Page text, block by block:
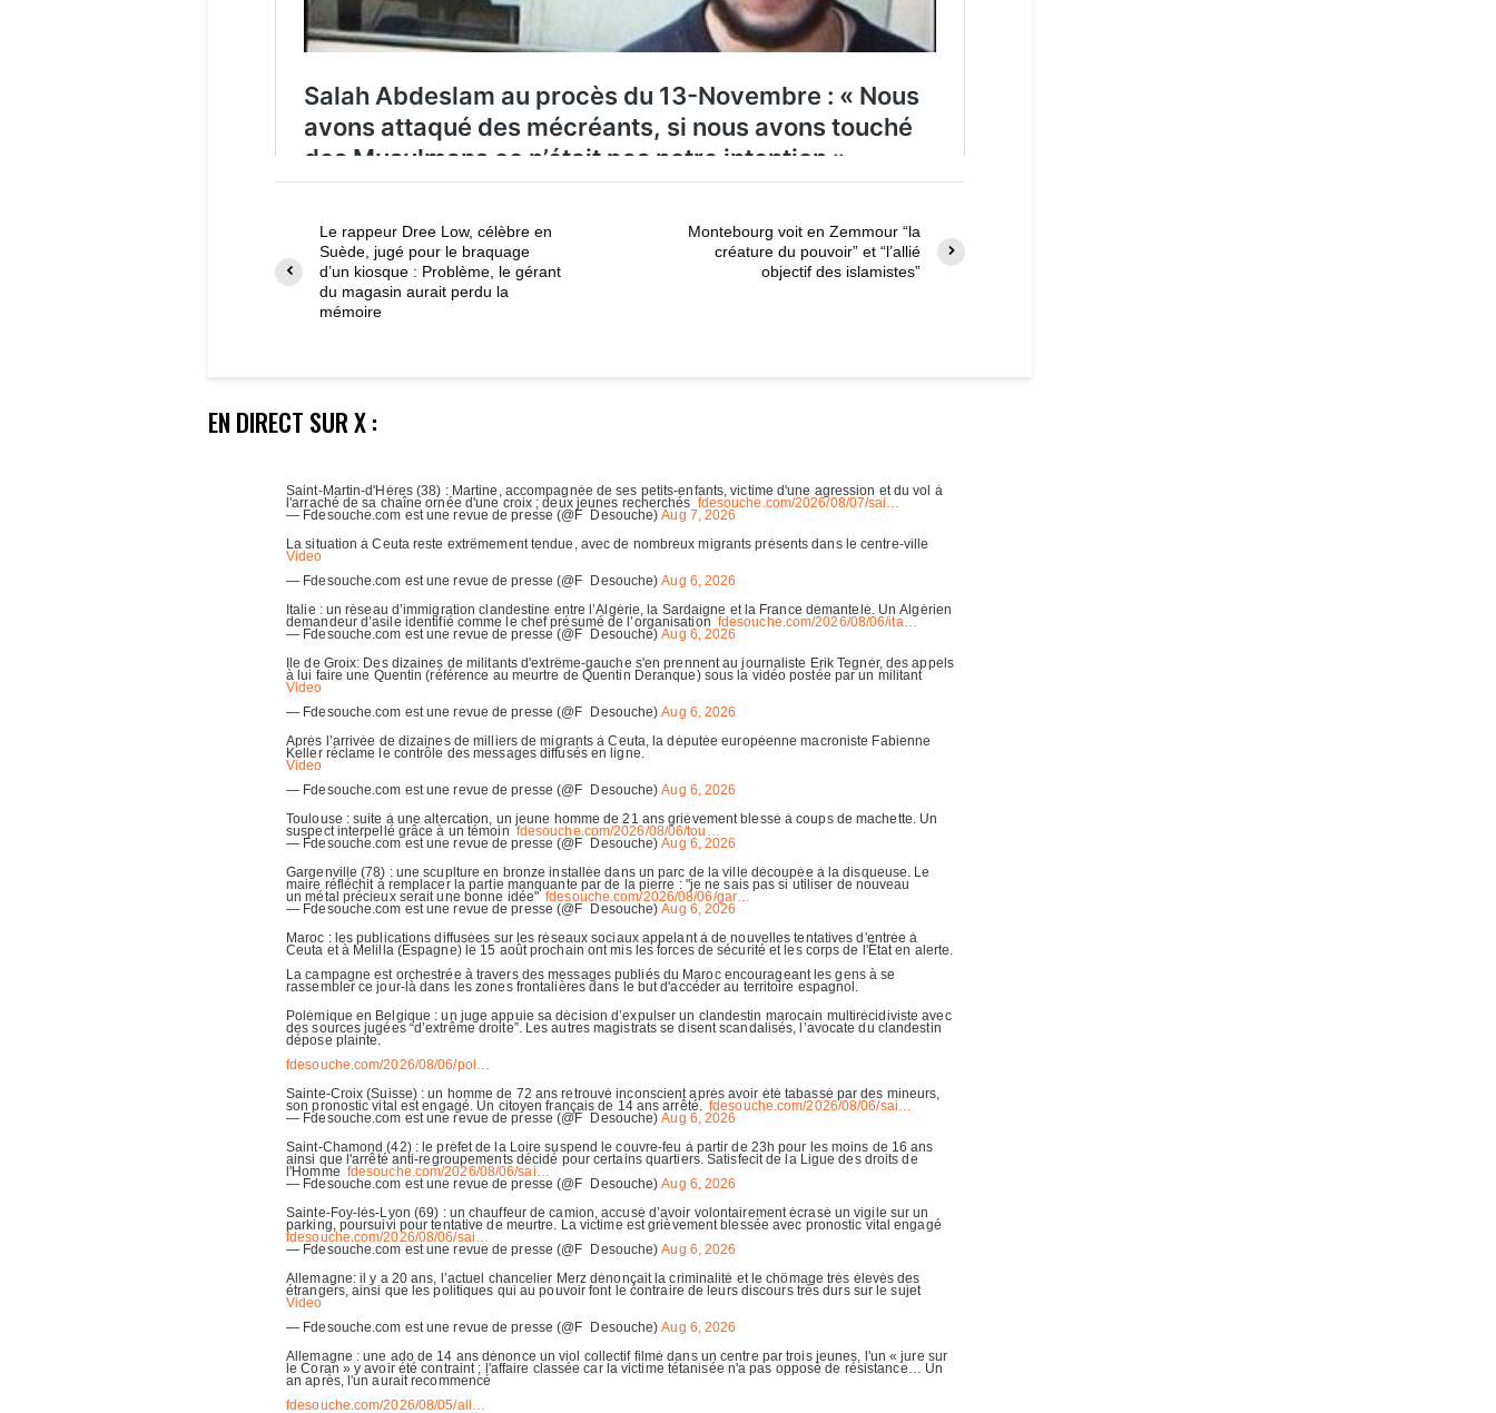
Le rappeur Dree Low, célèbre en
Suède, jugé pour le braquage
d’un kiosque : Problème, le gérant
du magasin aurait perdu la
mémoire
Montebourg voit en Zemmour “la
créature du pouvoir” et “l’allié
objectif des islamistes”
EN DIRECT SUR X :